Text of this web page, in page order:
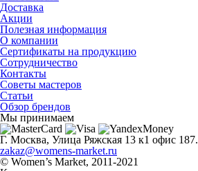
Доставка
Акции
Полезная информация
О компании
Сертификаты на продукцию
Сотрудничество
Контакты
Советы мастеров
Статьи
Обзор брендов
Мы принимаем
Г. Москва, Улица Ряжская 13 к1 офис 187.
zakaz@womens-market.ru
© Women’s Market, 2011-2021